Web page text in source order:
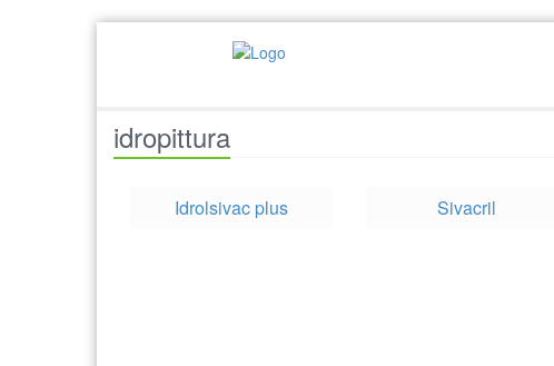
idropittura
Idrolsivac plus Sivacril